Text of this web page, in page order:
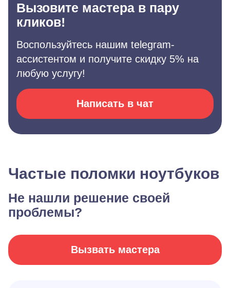
Вызовите мастера в пару
кликов!
Воспользуйтесь нашим telegram-
ассистентом и получите скидку 5% на
любую услугу!
Написать в чат
Частые поломки ноутбуков
Не нашли решение своей
проблемы?
Вызвать мастера